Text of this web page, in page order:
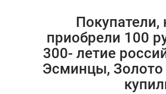
Покупатели,
приобрели 100
300- летие
Эсминцы,